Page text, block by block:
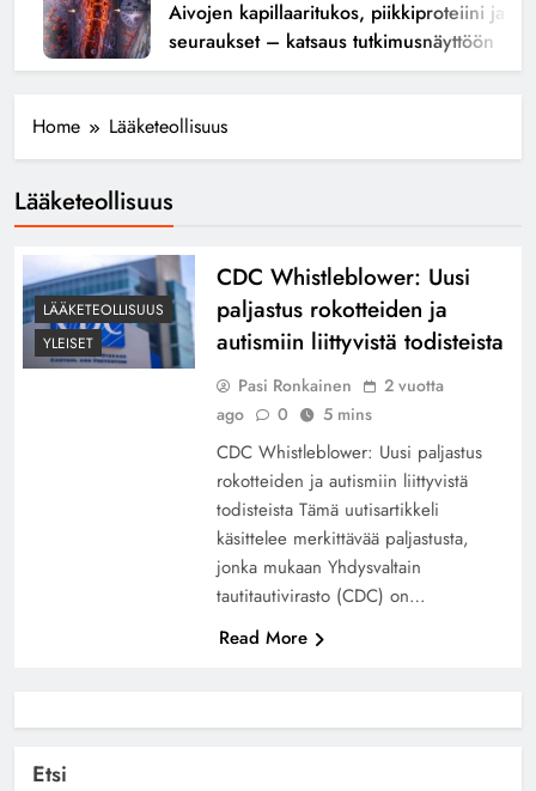
Aivojen kapillaaritukos, piikkiproteiini ja
seuraukset – katsaus tutkimusnäyttöön
Home Lääketeollisuus
Lääketeollisuus
LÄÄKETEOLLISUUS
YLEISET
CDC Whistleblower: Uusi
paljastus rokotteiden ja
autismiin liittyvistä todisteista
Pasi Ronkainen
2 vuotta
ago
0 5 mins
CDC Whistleblower: Uusi paljastus
rokotteiden ja autismiin liittyvistä
todisteista Tämä uutisartikkeli
käsittelee merkittävää paljastusta,
jonka mukaan Yhdysvaltain
tautitautivirasto (CDC) on…
Read More
Etsi